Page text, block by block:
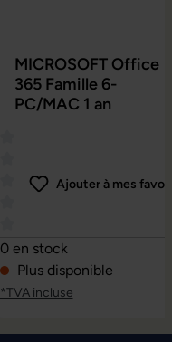
MICROSOFT Office
365 Famille 6-
PC/MAC 1 an
Note moyenne de 0 sur 5
Ajouter à mes
0 en stock
Plus disponible
*TVA incluse